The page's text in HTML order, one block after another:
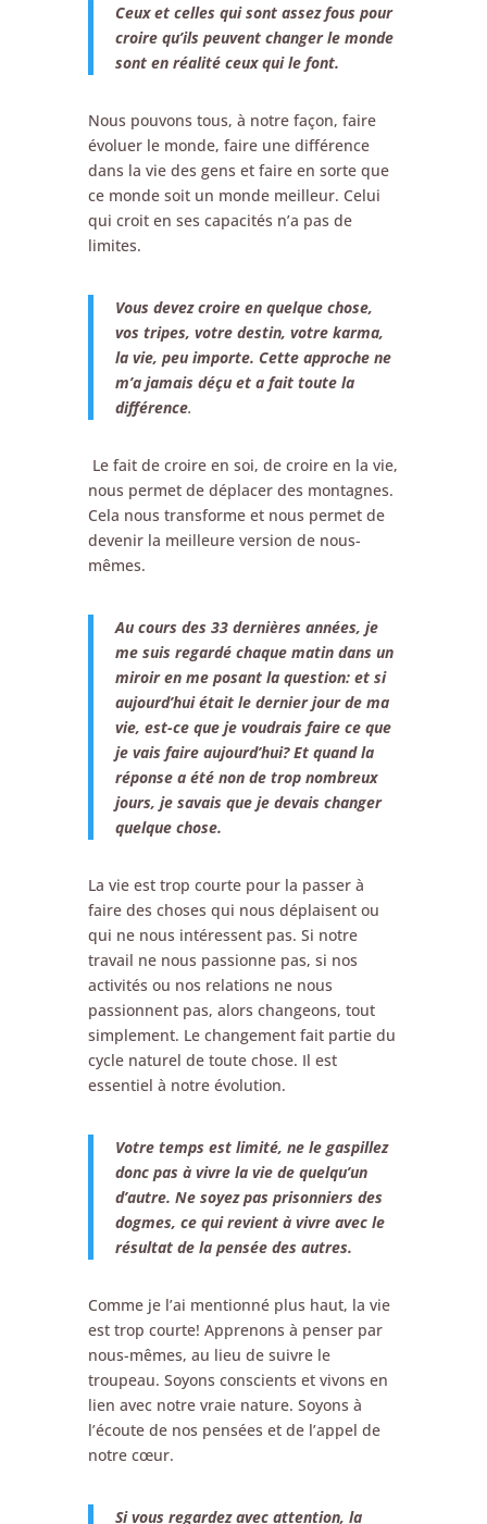
Ceux et celles qui sont assez fous pour
croire qu’ils peuvent changer le monde
sont en réalité ceux qui le font.
Nous pouvons tous, à notre façon, faire
évoluer le monde, faire une différence
dans la vie des gens et faire en sorte que
ce monde soit un monde meilleur. Celui
qui croit en ses capacités n’a pas de
limites.
Vous devez croire en quelque chose,
vos tripes, votre destin, votre karma,
la vie, peu importe. Cette approche ne
m’a jamais déçu et a fait toute la
différence.
Le fait de croire en soi, de croire en la vie,
nous permet de déplacer des montagnes.
Cela nous transforme et nous permet de
devenir la meilleure version de nous-
mêmes.
Au cours des 33 dernières années, je
me suis regardé chaque matin dans un
miroir en me posant la question: et si
aujourd’hui était le dernier jour de ma
vie, est-ce que je voudrais faire ce que
je vais faire aujourd’hui? Et quand la
réponse a été non de trop nombreux
jours, je savais que je devais changer
quelque chose.
La vie est trop courte pour la passer à
faire des choses qui nous déplaisent ou
qui ne nous intéressent pas. Si notre
travail ne nous passionne pas, si nos
activités ou nos relations ne nous
passionnent pas, alors changeons, tout
simplement. Le changement fait partie du
cycle naturel de toute chose. Il est
essentiel à notre évolution.
Votre temps est limité, ne le gaspillez
donc pas à vivre la vie de quelqu’un
d’autre. Ne soyez pas prisonniers des
dogmes, ce qui revient à vivre avec le
résultat de la pensée des autres.
Comme je l’ai mentionné plus haut, la vie
est trop courte! Apprenons à penser par
nous-mêmes, au lieu de suivre le
troupeau. Soyons conscients et vivons en
lien avec notre vraie nature. Soyons à
l’écoute de nos pensées et de l’appel de
notre cœur.
Si vous regardez avec attention, la